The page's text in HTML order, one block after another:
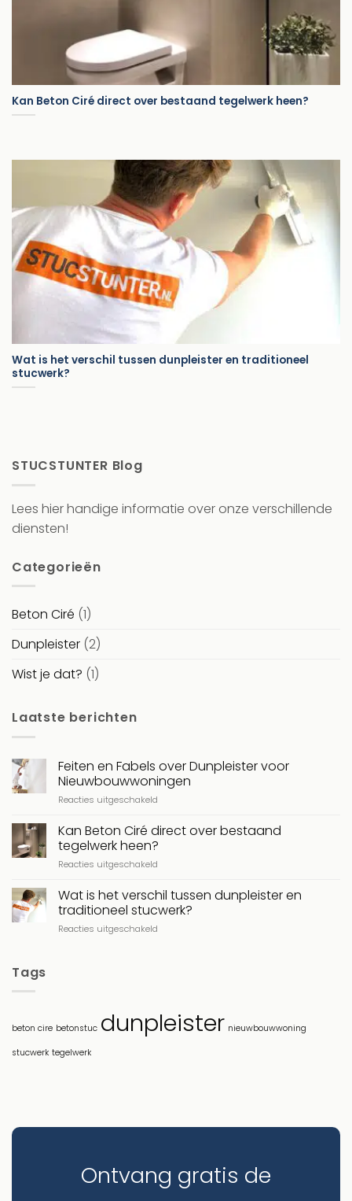
STUCSTUNTER Blog
Lees hier handige informatie over onze verschillende
diensten!
Categorieën
Beton Ciré (1)
Dunpleister (2)
Wist je dat? (1)
Laatste berichten
Feiten en Fabels over Dunpleister voor
Nieuwbouwwoningen
Reacties uitgeschakeld
en
Fabels
Nieuwbouwwoningen
Kan Beton Ciré direct over bestaand
tegelwerk heen?
Reacties uitgeschakeld
Beton
Ciré
direct
Wat is het verschil tussen dunpleister en
traditioneel stucwerk?
Reacties uitgeschakeld
en
traditioneel
Tags
beton cire betonstuc dunpleister nieuwbouwwoning
stucwerk tegelwerk
Kan Beton Ciré direct over bestaand tegelwerk heen?
Wat is het verschil tussen dunpleister en traditioneel
stucwerk?
Ontvang gratis de